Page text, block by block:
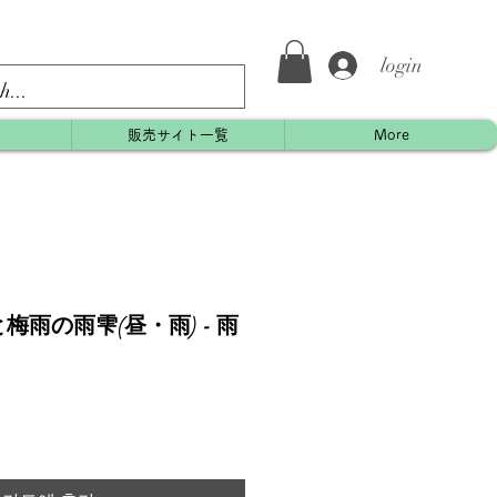
login
販売サイト一覧 More
雨の雨雫(昼・雨) - 雨